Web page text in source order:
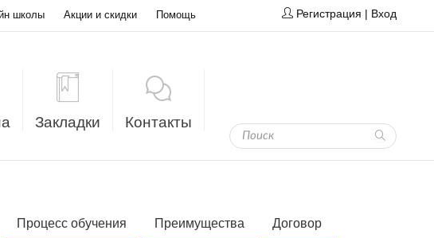
школы Акции и скидки Помощь Регистрация | Вход
Закладки Контакты
Процесс обучения Преимущества Договор